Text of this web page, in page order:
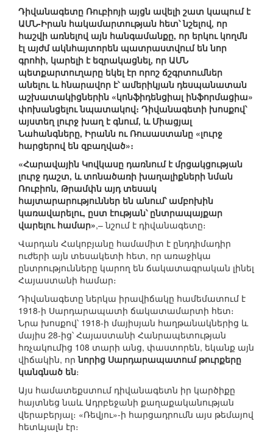
Դիվանագետը Ռուբիոյի այցն ավելի շատ կապում է
ԱՄՆ-Իրան հակամարտության հետ՝ նշելով, որ
հաշվի առնելով այն հանգամանքը, որ երկու կողմն
էլ այժմ ակնհայտորեն պատրաստվում են նոր
գրոհի, կարելի է եզրակացնել, որ ԱՄՆ
պետքարտուղարը եկել էր որոշ ճշգրտումներ
անելու և հնարավոր է՝ ամերիկյան դեսպանատան
աշխատակիցներին «կոնֆիդենցիալ ինֆորմացիա»
փոխանցելու նպատակով։ Դիվանագետի խոսքով՝
այստեղ լուրջ խաղ է գնում, և Միացյալ
Նահանգները, Իրանն ու Ռուսաստանը «լուրջ
հարցերով են զբաղված»։
«Հարավային Կովկասը դառնում է մրցակցության
լուրջ դաշտ, և տոնածառի խաղալիքների նման
Ռուբիոն, Թրամփն այդ տեսակ
հայտարարություններ են անում՝ ամբոխին
կառավարելու, ըստ էության՝ ընտրապայքար
վարելու համար»,– նշում է դիվանագետը։
Վարդան Հակոբյանը համամիտ է ընդդիմադիր
ուժերի այն տեսակետի հետ, որ առաջիկա
ընտրությունները կարող են ճակատագրական լինել
Հայաստանի համար։
Դիվանագետը ներկա իրավիճակը համեմատում է
1918-ի Սարդարապատի ճակատամարտի հետ։
Նրա խոսքով՝ 1918-ի մայիսյան հաղթանակներից և
մայիս 28-ից՝ Հայաստանի Հանրապետության
հռչակումից 108 տարի անց, փաստորեն, եկանք այն
վիճակին, որնորից Սարդարապատում թուրքերը
կանգնած են։
Այս համատեքստում դիվանագետն իր կարծիքը
հայտնեց նաև Ադրբեջանի քաղաքականության
վերաբերյալ։ «Ռեվյու»-ի հարցադրումն այս թեմայով
հետևյալն էր։